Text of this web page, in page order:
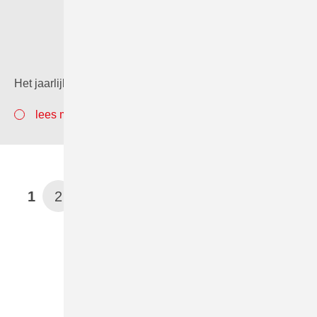
Het jaarlijkse wetenschapsverslag is uit lees het hier.
lees meer
1 2